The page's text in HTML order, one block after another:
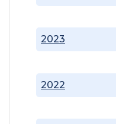
2022
2023